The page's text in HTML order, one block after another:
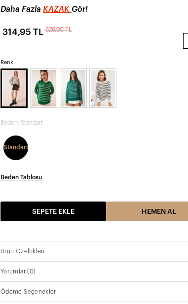
Daha Fazla KAZAK Gör!
314,95 TL 629,90 TL
Renk
Beden: Standart
Standart
Beden Tablosu
SEPETE EKLE HEMEN AL
Ürün Özellikleri
Yorumlar(0)
Ödeme Seçenekleri